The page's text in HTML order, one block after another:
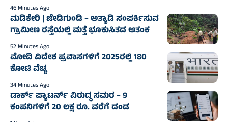
46 Minutes Ago
ಮಡಿಕೇರಿ | ಜೇಡಿಗುಂಡಿ – ಅತ್ಯಾಡಿ ಸಂಪರ್ಕಿಸುವ
ಗ್ರಾಮೀಣ ರಸ್ತೆಯಲ್ಲಿ ಮತ್ತೆ ಭೂಕುಸಿತದ ಆತಂಕ
52 Minutes Ago
ಮೋದಿ ವಿದೇಶ ಪ್ರವಾಸಗಳಿಗೆ 2025ರಲ್ಲಿ 180
ಕೋಟಿ ವೆಚ್ಚ
34 Minutes Ago
ಡಾರ್ಕ್‌ ಪ್ಯಾಟರ್ನ್‌ ವಿರುದ್ಧ ಸಮರ – 9
ಕಂಪನಿಗಳಿಗೆ 20 ಲಕ್ಷ ರೂ. ವರೆಗೆ ದಂಡ